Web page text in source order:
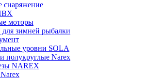
снаряжение
моторы
для зимней рыбалки
уровни SOLA
полукруглые Narex
NAREX